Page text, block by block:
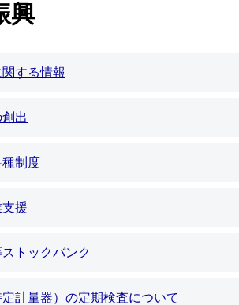
興
する情報
出
制度
援
トックバンク
計量器）の定期検査について